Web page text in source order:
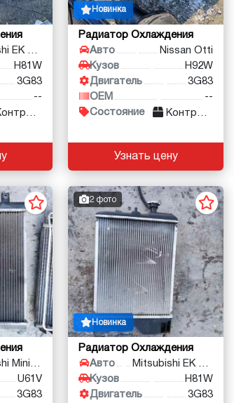
Mitsubishi EK Wagon
H81W
3G83
--
Новинка
Радиатор Охлаждения
Авто
Nissan Otti
Кузов
H92W
Двигатель
3G83
OEM
--
Состояние
Контракт
Узнать цену
Mitsubishi Minicab
U61V
3G83
2 фото
Новинка
Радиатор Охлаждения
Авто
Mitsubishi EK Wagon
Кузов
H81W
Двигатель
3G83